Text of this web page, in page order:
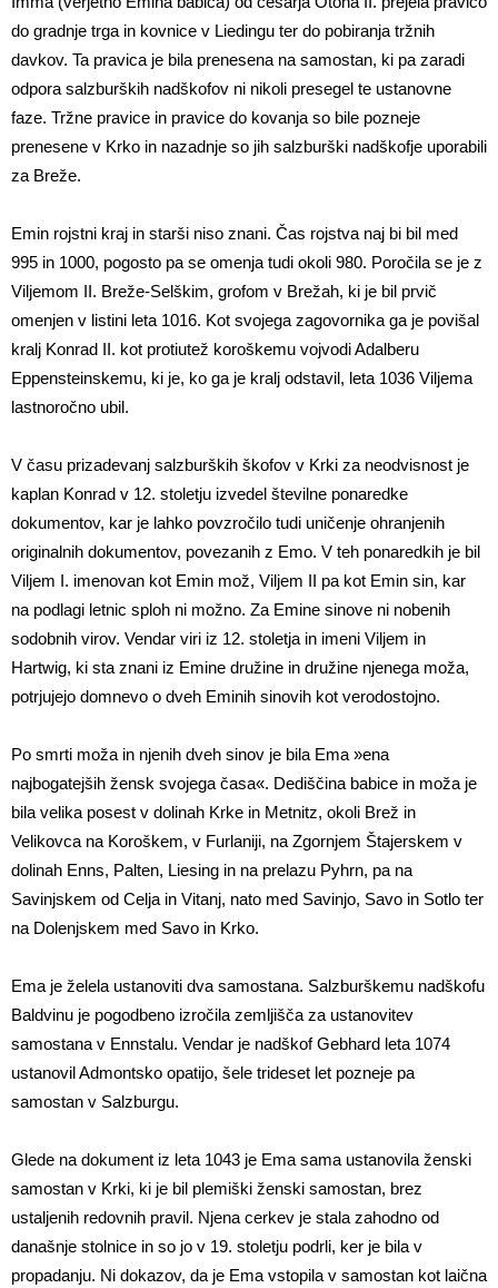
do gradnje trga in kovnice v Liedingu ter do pobiranja tržnih
davkov. Ta pravica je bila prenesena na samostan, ki pa zaradi
odpora salzburških nadškofov ni nikoli presegel te ustanovne
faze. Tržne pravice in pravice do kovanja so bile pozneje
prenesene v Krko in nazadnje so jih salzburški nadškofje uporabili
za Breže.
Emin rojstni kraj in starši niso znani. Čas rojstva naj bi bil med
995 in 1000, pogosto pa se omenja tudi okoli 980. Poročila se je z
Viljemom II. Breže-Selškim, grofom v Brežah, ki je bil prvič
omenjen v listini leta 1016. Kot svojega zagovornika ga je povišal
kralj Konrad II. kot protiutež koroškemu vojvodi Adalberu
Eppensteinskemu, ki je, ko ga je kralj odstavil, leta 1036 Viljema
lastnoročno ubil.
V času prizadevanj salzburških škofov v Krki za neodvisnost je
kaplan Konrad v 12. stoletju izvedel številne ponaredke
dokumentov, kar je lahko povzročilo tudi uničenje ohranjenih
originalnih dokumentov, povezanih z Emo. V teh ponaredkih je bil
Viljem I. imenovan kot Emin mož, Viljem II pa kot Emin sin, kar
na podlagi letnic sploh ni možno. Za Emine sinove ni nobenih
sodobnih virov. Vendar viri iz 12. stoletja in imeni Viljem in
Hartwig, ki sta znani iz Emine družine in družine njenega moža,
potrjujejo domnevo o dveh Eminih sinovih kot verodostojno.
Po smrti moža in njenih dveh sinov je bila Ema »ena
najbogatejših žensk svojega časa«. Dediščina babice in moža je
bila velika posest v dolinah Krke in Metnitz, okoli Brež in
Velikovca na Koroškem, v Furlaniji, na Zgornjem Štajerskem v
dolinah Enns, Palten, Liesing in na prelazu Pyhrn, pa na
Savinjskem od Celja in Vitanj, nato med Savinjo, Savo in Sotlo ter
na Dolenjskem med Savo in Krko.
Ema je želela ustanoviti dva samostana. Salzburškemu nadškofu
Baldvinu je pogodbeno izročila zemljišča za ustanovitev
samostana v Ennstalu. Vendar je nadškof Gebhard leta 1074
ustanovil Admontsko opatijo, šele trideset let pozneje pa
samostan v Salzburgu.
Glede na dokument iz leta 1043 je Ema sama ustanovila ženski
samostan v Krki, ki je bil plemiški ženski samostan, brez
ustaljenih redovnih pravil. Njena cerkev je stala zahodno od
današnje stolnice in so jo v 19. stoletju podrli, ker je bila v
propadanju. Ni dokazov, da je Ema vstopila v samostan kot laična